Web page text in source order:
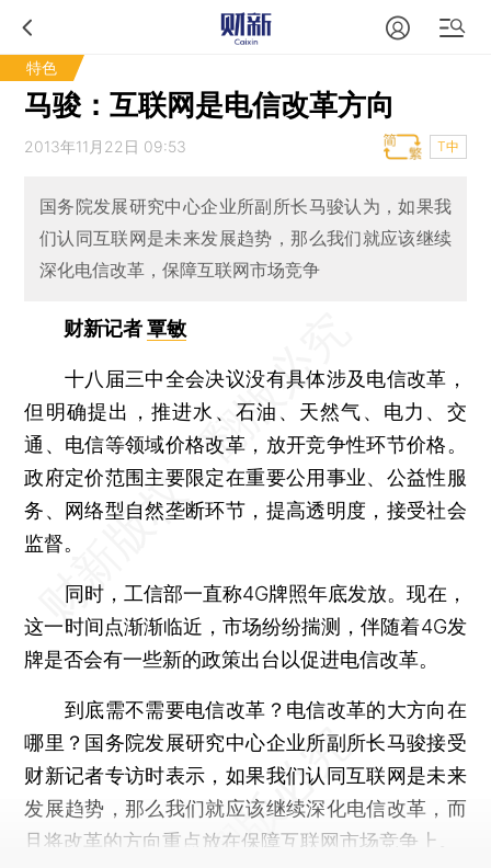
特色
马骏：互联网是电信改革方向
2013年11月22日 09:53 T中
国务院发展研究中心企业所副所长马骏认为，如果我
们认同互联网是未来发展趋势，那么我们就应该继续
深化电信改革，保障互联网市场竞争
财新记者覃敏
十八届三中全会决议没有具体涉及电信改革，
但明确提出，推进水、石油、天然气、电力、交
通、电信等领域价格改革，放开竞争性环节价格。
政府定价范围主要限定在重要公用事业、公益性服
务、网络型自然垄断环节，提高透明度，接受社会
监督。
同时，工信部一直称4G牌照年底发放。现在，
这一时间点渐渐临近，市场纷纷揣测，伴随着4G发
牌是否会有一些新的政策出台以促进电信改革。
到底需不需要电信改革？电信改革的大方向在
哪里？国务院发展研究中心企业所副所长马骏接受
财新记者专访时表示，如果我们认同互联网是未来
发展趋势，那么我们就应该继续深化电信改革，而
且将改革的方向重点放在保障互联网市场竞争上。